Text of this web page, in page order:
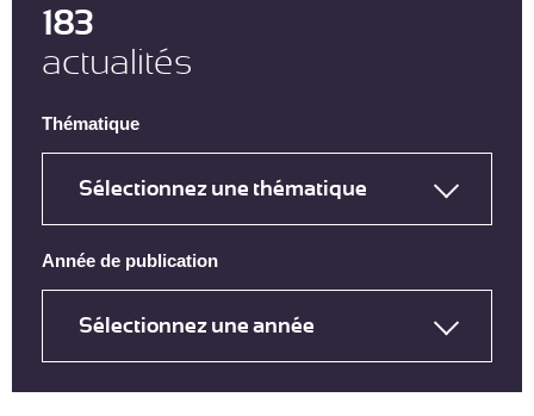
183
actualités
Thématique
Année de publication